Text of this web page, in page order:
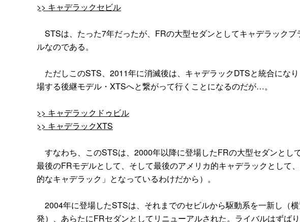
>> キャデラックセビル
STSは、たった7年だったが、FRの大型セダンとしてキャデラック
ルなのである。
ただしこのSTS、2011年に消滅後は、キャデラックDTSと統合にな
場する後継モデル・XTSへと繋がって行くことになるのだが…。
>> キャデラックドゥビル
>> キャデラックXTS
すなわち、このSTSは、2000年以降に登場したFRの大型セダンとし
最後のFRモデルとして、そして最後のアメリカ的キャデラックとして
的なキャデラック」となっているわけだから）。
2004年に登場したSTSは、それまでのセビルから駆動系を一新し（
発）、あらたにFRセダンとしてリニューアルされた。ライバルはずば